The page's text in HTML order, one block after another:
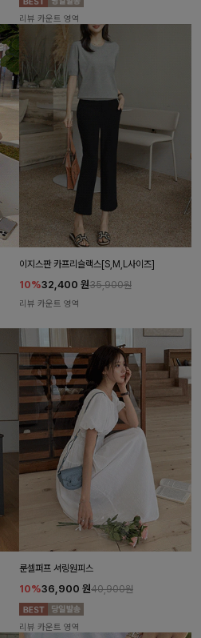
리뷰 카운트 영역
이지스판 카프리슬랙스[S,M,L사이즈]
10%32,400 원35,900원
리뷰 카운트 영역
룬셀퍼프 셔링원피스
10%36,900 원40,900원
리뷰 카운트 영역